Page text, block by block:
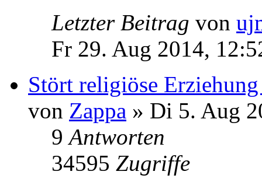
Letzter Beitrag von
Fr 29. Aug 2014,
Stört religiöse
von Zappa » Di 5. Aug
9Antworten
34595 Zugriffe